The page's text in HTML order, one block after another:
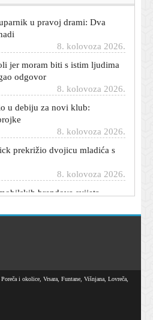
odgovor
Europi
a jede vam se nešto fino:
iz tave' gotov za manje od
odluku o budućnosti, ponuda
i okolice, Vrsara, Funtane, Višnjana, Lovreča,